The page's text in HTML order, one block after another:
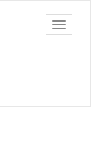
barra